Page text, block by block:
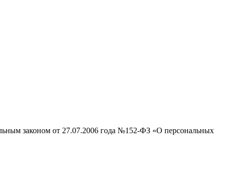
законом от 27.07.2006 года №152-ФЗ «О персональных